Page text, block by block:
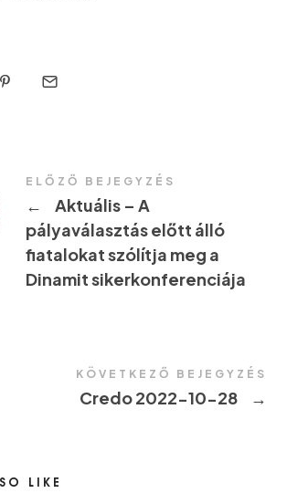
ELŐZŐ BEJEGYZÉS
←
Aktuális – A
pályaválasztás előtt álló
fiatalokat szólítja meg a
Dinamit sikerkonferenciája
KÖVETKEZŐ BEJEGYZÉS
Credo 2022-10-28 →
LIKE